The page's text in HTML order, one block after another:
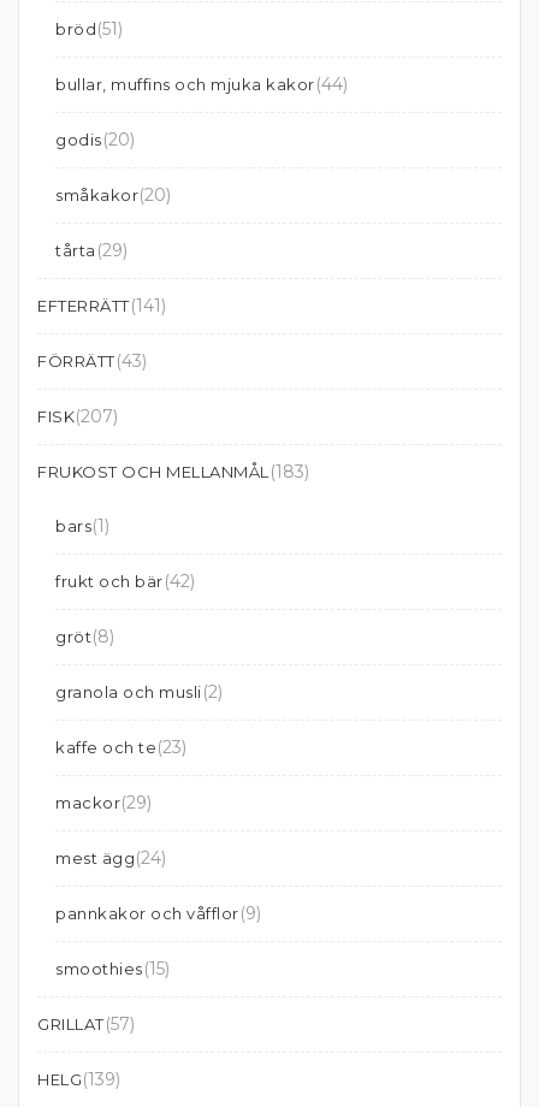
bröd(51)
bullar, muffins och mjuka kakor(44)
godis(20)
småkakor(20)
tårta (29)
EFTERRÄTT(141)
FÖRRÄTT(43)
FISK(207)
FRUKOST OCH MELLANMÅL (183)
bars(1)
frukt och bär(42)
gröt(8)
granola och musli(2)
kaffe och te(23)
mackor(29)
mest ägg(24)
pannkakor och våfflor(9)
smoothies(15)
GRILLAT(57)
HELG(139)